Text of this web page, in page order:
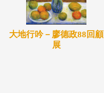
大地行吟－廖德政88回顧
展